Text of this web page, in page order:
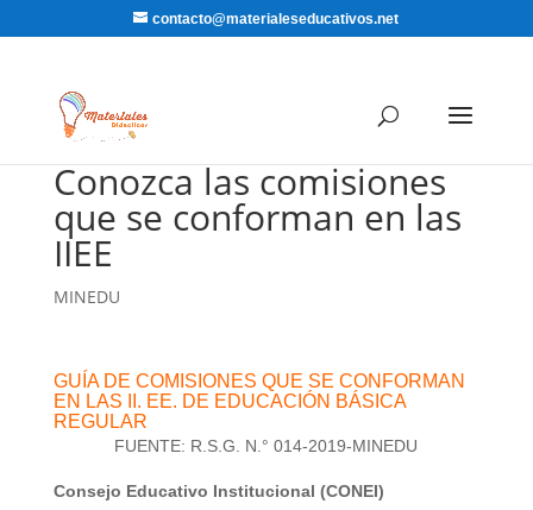
contacto@materialeseducativos.net
Conozca las comisiones
que se conforman en las
IIEE
MINEDU
GUÍA DE COMISIONES QUE SE CONFORMAN
EN LAS II. EE. DE EDUCACIÓN BÁSICA
REGULAR
FUENTE: R.S.G. N.° 014-2019-MINEDU
Consejo Educativo Institucional (CONEI)